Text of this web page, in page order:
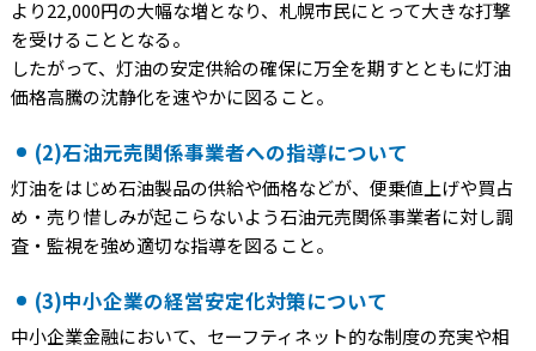
より22,000円の大幅な増となり、札幌市民にとって大きな打撃
を受けることとなる。
したがって、灯油の安定供給の確保に万全を期すとともに灯油
価格高騰の沈静化を速やかに図ること。
(2)石油元売関係事業者への指導について
灯油をはじめ石油製品の供給や価格などが、便乗値上げや買占
め・売り惜しみが起こらないよう石油元売関係事業者に対し調
査・監視を強め適切な指導を図ること。
(3)中小企業の経営安定化対策について
中小企業金融において、セーフティネット的な制度の充実や相